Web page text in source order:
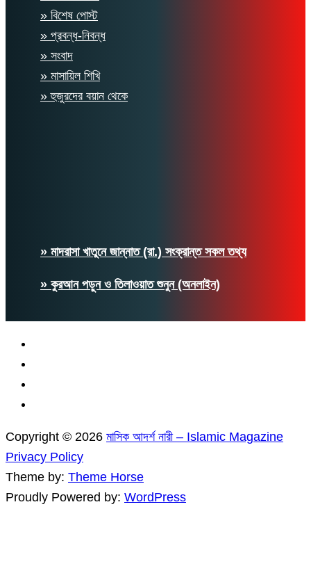
» বিশেষ পোস্ট
» প্রবন্ধ-নিবন্ধ
» সংবাদ
» মাসায়িল শিখি
» হুজুরদের বয়ান থেকে
» মাদরাসা খাতুনে জান্নাত (রা.) সংক্রান্ত সকল তথ্য
» কুরআন পড়ুন ও তিলাওয়াত শুনুন (অনলাইন)
Copyright © 2026 মাসিক আদর্শ নারী – Islamic Magazine
Privacy Policy
Theme by: Theme Horse
Proudly Powered by: WordPress